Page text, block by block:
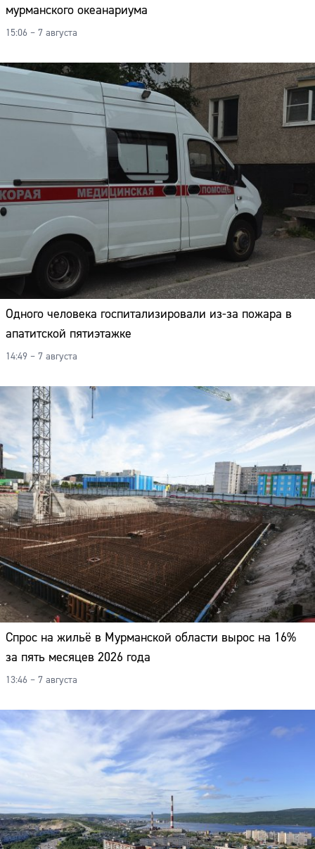
мурманского океанариума
15:06 – 7 августа
Одного человека госпитализировали из-за пожара в
апатитской пятиэтажке
14:49 – 7 августа
Спрос на жильё в Мурманской области вырос на 16%
за пять месяцев 2026 года
13:46 – 7 августа